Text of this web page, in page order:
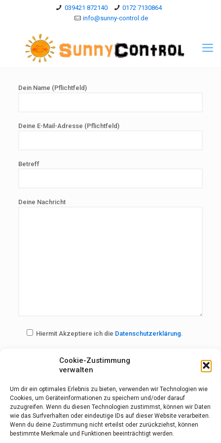
Cookie-Zustimmung
verwalten
Um dir ein optimales Erlebnis zu bieten, verwenden wir Technologien wie
Cookies, um Geräteinformationen zu speichern und/oder darauf
zuzugreifen. Wenn du diesen Technologien zustimmst, können wir Daten
wie das Surfverhalten oder eindeutige IDs auf dieser Website verarbeiten.
Wenn du deine Zustimmung nicht erteilst oder zurückziehst, können
bestimmte Merkmale und Funktionen beeinträchtigt werden.
039421 872140
0172 7130864
info@sunny-control.de
Dein Name (Pflichtfeld)
Deine E-Mail-Adresse (Pflichtfeld)
Betreff
Deine Nachricht
Hiermit Akzeptiere ich die Datenschutzerklärung.
Bitte beweise, dass du kein Spambot bist und wähle das
Symbol